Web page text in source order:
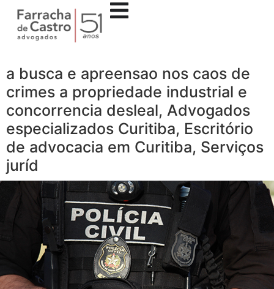
a busca e apreensao nos caos de
crimes a propriedade industrial e
concorrencia desleal, Advogados
especializados Curitiba, Escritório
de advocacia em Curitiba, Serviços
juríd